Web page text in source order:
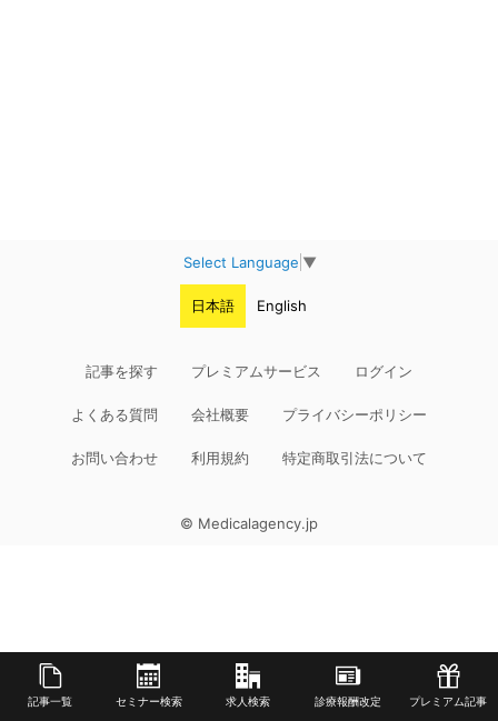
記事一覧 セミナー検索 求人検索 診療報酬改定 プレミアム記事
Select Language ▼
日本語 English
記事を探す プレミアムサービス ログイン
よくある質問 会社概要 プライバシーポリシー
お問い合わせ 利用規約 特定商取引法について
© Medicalagency.jp